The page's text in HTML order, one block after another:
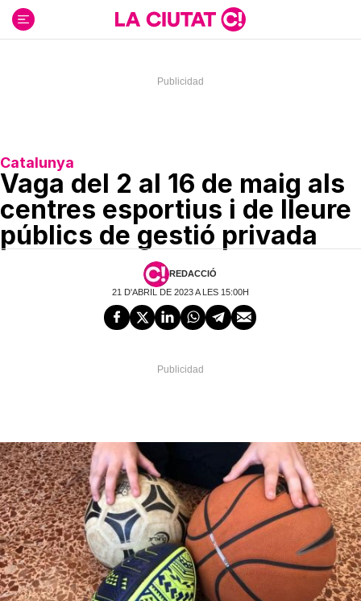
contenido
Catalunya
Vaga del 2 al 16 de maig als
centres esportius i de lleure
públics de gestió privada
REDACCIÓ
21 D'ABRIL DE 2023 A LES 15:00H